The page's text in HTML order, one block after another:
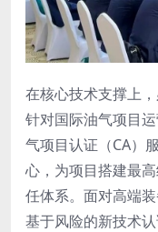
在核心技术支撑上
针对国际油气项目
气项目认证（CA）
心，为项目搭建最
任体系。面对高端
基于风险的新技术